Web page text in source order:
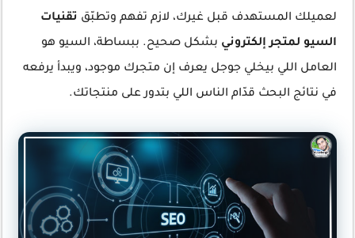
لعميلك المستهدف قبل غيرك، لازم تفهم وتطبّق تقنيات
السيو لمتجر إلكتروني بشكل صحيح. ببساطة، السيو هو
العامل اللي بيخلي جوجل يعرف إن متجرك موجود، ويبدأ يرفعه
في نتائج البحث قدّام الناس اللي بتدور على منتجاتك.